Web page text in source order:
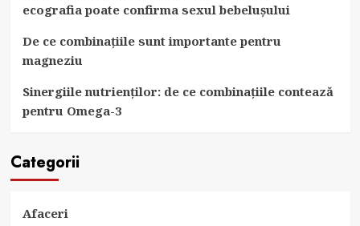
ecografia poate confirma sexul bebelușului
De ce combinațiile sunt importante pentru
magneziu
Sinergiile nutrienților: de ce combinațiile contează
pentru Omega-3
Categorii
Afaceri